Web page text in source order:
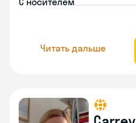
Читать дальше